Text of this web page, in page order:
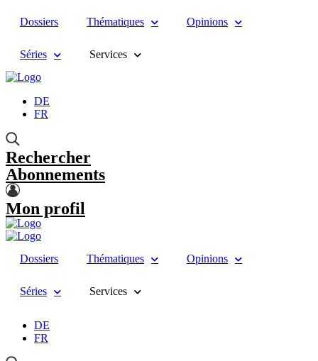
Dossiers Thématiques Opinions
Séries Services
DE
FR
Rechercher
Abonnements
Mon profil
Dossiers Thématiques Opinions
Séries Services
DE
FR